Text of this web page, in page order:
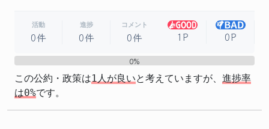
活動
0件
進捗
0件
コメント
0件 1P 0P
0%
この公約・政策は1人が良いと考えていますが、 進捗率
は0%です。